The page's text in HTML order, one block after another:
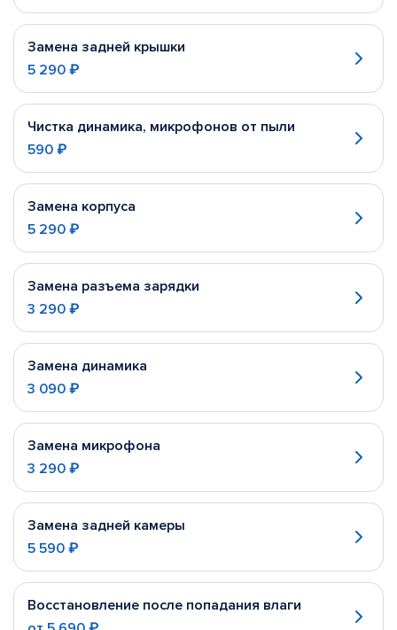
Замена задней крышки
5 290 ₽
Чистка динамика, микрофонов от пыли
590 ₽
Замена корпуса
5 290 ₽
Замена разъема зарядки
3 290 ₽
Замена динамика
3 090 ₽
Замена микрофона
3 290 ₽
Замена задней камеры
5 590 ₽
Восстановление после попадания влаги